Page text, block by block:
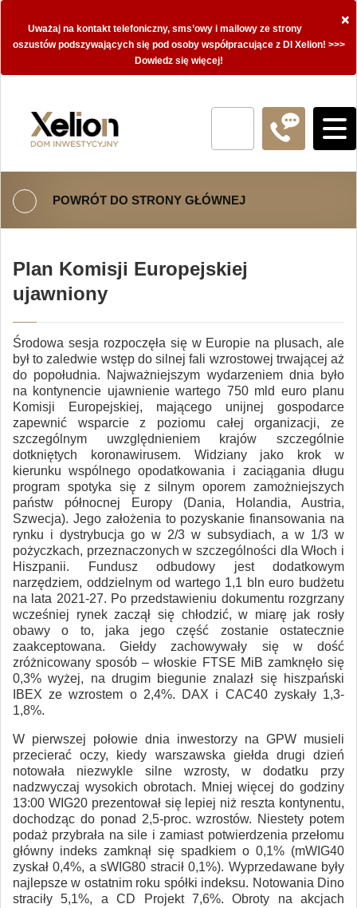
×
Uważaj na kontakt telefoniczny, sms’owy i mailowy ze strony
oszustów podszywających się pod osoby współpracujące z DI Xelion! >>>
Dowiedz się więcej!
POWRÓT DO STRONY GŁÓWNEJ
Plan Komisji Europejskiej
ujawniony
Środowa sesja rozpoczęła się w Europie na plusach, ale
był to zaledwie wstęp do silnej fali wzrostowej trwającej aż
do popołudnia. Najważniejszym wydarzeniem dnia było
na kontynencie ujawnienie wartego 750 mld euro planu
Komisji Europejskiej, mającego unijnej gospodarce
zapewnić wsparcie z poziomu całej organizacji, ze
szczególnym uwzględnieniem krajów szczególnie
dotkniętych koronawirusem. Widziany jako krok w
kierunku wspólnego opodatkowania i zaciągania długu
program spotyka się z silnym oporem zamożniejszych
państw północnej Europy (Dania, Holandia, Austria,
Szwecja). Jego założenia to pozyskanie finansowania na
rynku i dystrybucja go w 2/3 w subsydiach, a w 1/3 w
pożyczkach, przeznaczonych w szczególności dla Włoch i
Hiszpanii. Fundusz odbudowy jest dodatkowym
narzędziem, oddzielnym od wartego 1,1 bln euro budżetu
na lata 2021-27. Po przedstawieniu dokumentu rozgrzany
wcześniej rynek zaczął się chłodzić, w miarę jak rosły
obawy o to, jaka jego część zostanie ostatecznie
zaakceptowana. Giełdy zachowywały się w dość
zróżnicowany sposób – włoskie FTSE MiB zamknęło się
0,3% wyżej, na drugim biegunie znalazł się hiszpański
IBEX ze wzrostem o 2,4%. DAX i CAC40 zyskały 1,3-
1,8%.
W pierwszej połowie dnia inwestorzy na GPW musieli
przecierać oczy, kiedy warszawska giełda drugi dzień
notowała niezwykle silne wzrosty, w dodatku przy
nadzwyczaj wysokich obrotach. Mniej więcej do godziny
13:00 WIG20 prezentował się lepiej niż reszta kontynentu,
dochodząc do ponad 2,5-proc. wzrostów. Niestety potem
podaż przybrała na sile i zamiast potwierdzenia przełomu
główny indeks zamknął się spadkiem o 0,1% (mWIG40
zyskał 0,4%, a sWIG80 stracił 0,1%). Wyprzedawane były
najlepsze w ostatnim roku spółki indeksu. Notowania Dino
straciły 5,1%, a CD Projekt 7,6%. Obroty na akcjach